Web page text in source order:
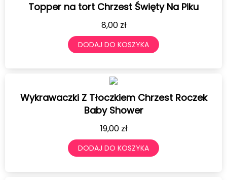
Topper na tort Chrzest Święty Na Piku
8,00 zł
DODAJ DO KOSZYKA
Wykrawaczki Z Tłoczkiem Chrzest Roczek
Baby Shower
19,00 zł
DODAJ DO KOSZYKA